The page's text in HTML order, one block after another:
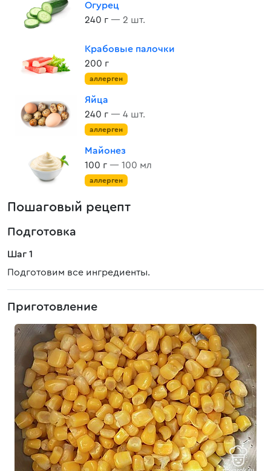
Огурец
240 г — 2 шт.
Крабовые палочки
200 г
аллерген
Яйца
240 г — 4 шт.
аллерген
Майонез
100 г — 100 мл
аллерген
Пошаговый рецепт
Подготовка
Шаг 1
Подготовим все ингредиенты.
Приготовление